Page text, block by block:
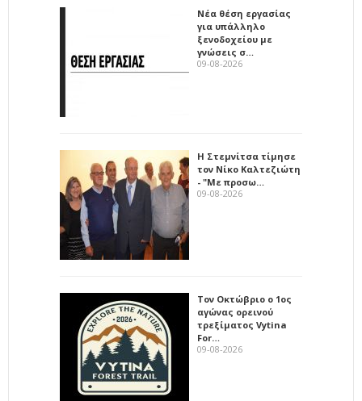
Νέα θέση εργασίας
για υπάλληλο
ξενοδοχείου με
γνώσεις σ…
09-08-2026
Η Στεμνίτσα τίμησε
τον Νίκο Καλτεζιώτη
- "Με προσω…
09-08-2026
Τον Οκτώβριο ο 1ος
αγώνας ορεινού
τρεξίματος Vytina
For…
09-08-2026